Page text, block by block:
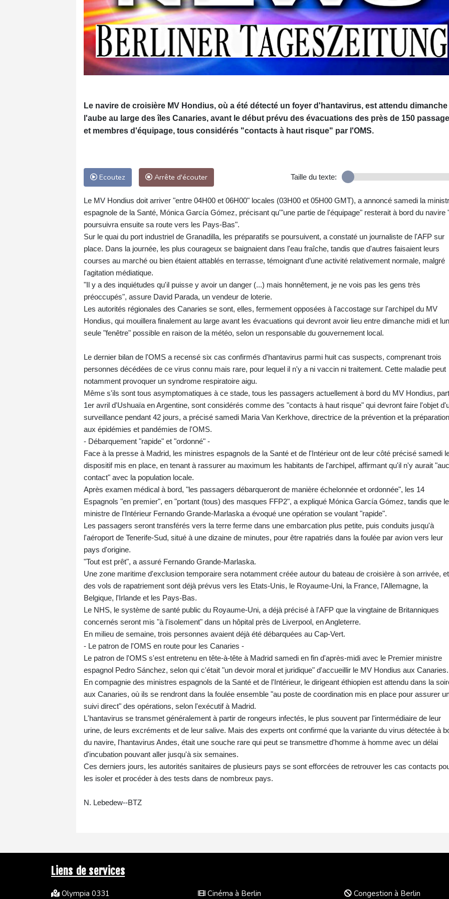
Le navire de croisière MV Hondius, où a été détecté un foyer d'hantavirus, est attendu dimanche
l'aube au large des îles Canaries, avant le début prévu des évacuations des près de 150
et membres d'équipage, tous considérés "contacts à haut risque" par l'OMS.
Ecoutez Arrête d'écouter Taille du texte:
Le MV Hondius doit arriver "entre 04H00 et 06H00" locales (03H00 et 05H00 GMT), a annoncé samedi la
espagnole de la Santé, Mónica García Gómez, précisant qu'"une partie de l'équipage" resterait à bord du navire
poursuivra ensuite sa route vers les Pays-Bas".
Sur le quai du port industriel de Granadilla, les préparatifs se poursuivent, a constaté un journaliste de l'AFP sur
place. Dans la journée, les plus courageux se baignaient dans l'eau fraîche, tandis que d'autres faisaient leurs
courses au marché ou bien étaient attablés en terrasse, témoignant d’une activité relativement normale, malgré
l'agitation médiatique.
"Il y a des inquiétudes qu'il puisse y avoir un danger (...) mais honnêtement, je ne vois pas les gens très
préoccupés", assure David Parada, un vendeur de loterie.
Les autorités régionales des Canaries se sont, elles, fermement opposées à l'accostage sur l'archipel du MV
Hondius, qui mouillera finalement au large avant les évacuations qui devront avoir lieu entre dimanche midi et
seule "fenêtre" possible en raison de la météo, selon un responsable du gouvernement local.
Le dernier bilan de l'OMS a recensé six cas confirmés d'hantavirus parmi huit cas suspects, comprenant trois
personnes décédées de ce virus connu mais rare, pour lequel il n'y a ni vaccin ni traitement. Cette maladie peut
notamment provoquer un syndrome respiratoire aigu.
Même s'ils sont tous asymptomatiques à ce stade, tous les passagers actuellement à bord du MV Hondius,
1er avril d'Ushuaïa en Argentine, sont considérés comme des "contacts à haut risque" qui devront faire l'objet
surveillance pendant 42 jours, a précisé samedi Maria Van Kerkhove, directrice de la prévention et la préparation
aux épidémies et pandémies de l'OMS.
- Débarquement "rapide" et "ordonné" -
Face à la presse à Madrid, les ministres espagnols de la Santé et de l'Intérieur ont de leur côté précisé samedi
dispositif mis en place, en tenant à rassurer au maximum les habitants de l'archipel, affirmant qu'il n'y aurait
contact" avec la population locale.
Après examen médical à bord, "les passagers débarqueront de manière échelonnée et ordonnée", les 14
Espagnols "en premier", en "portant (tous) des masques FFP2", a expliqué Mónica García Gómez, tandis que le
ministre de l'Intérieur Fernando Grande-Marlaska a évoqué une opération se voulant "rapide".
Les passagers seront transférés vers la terre ferme dans une embarcation plus petite, puis conduits jusqu'à
l'aéroport de Tenerife-Sud, situé à une dizaine de minutes, pour être rapatriés dans la foulée par avion vers leur
pays d'origine.
"Tout est prêt", a assuré Fernando Grande-Marlaska.
Une zone maritime d'exclusion temporaire sera notamment créée autour du bateau de croisière à son arrivée, et
des vols de rapatriement sont déjà prévus vers les Etats-Unis, le Royaume-Uni, la France, l'Allemagne, la
Belgique, l'Irlande et les Pays-Bas.
Le NHS, le système de santé public du Royaume-Uni, a déjà précisé à l'AFP que la vingtaine de Britanniques
concernés seront mis "à l'isolement" dans un hôpital près de Liverpool, en Angleterre.
En milieu de semaine, trois personnes avaient déjà été débarquées au Cap-Vert.
- Le patron de l'OMS en route pour les Canaries -
Le patron de l'OMS s'est entretenu en tête-à-tête à Madrid samedi en fin d'après-midi avec le Premier ministre
espagnol Pedro Sánchez, selon qui c'était "un devoir moral et juridique" d'accueillir le MV Hondius aux Canaries.
En compagnie des ministres espagnols de la Santé et de l'Intérieur, le dirigeant éthiopien est attendu dans la
aux Canaries, où ils se rendront dans la foulée ensemble "au poste de coordination mis en place pour assurer
suivi direct" des opérations, selon l'exécutif à Madrid.
L'hantavirus se transmet généralement à partir de rongeurs infectés, le plus souvent par l'intermédiaire de leur
urine, de leurs excréments et de leur salive. Mais des experts ont confirmé que la variante du virus détectée à
du navire, l'hantavirus Andes, était une souche rare qui peut se transmettre d'homme à homme avec un délai
d'incubation pouvant aller jusqu'à six semaines.
Ces derniers jours, les autorités sanitaires de plusieurs pays se sont efforcées de retrouver les cas contacts
les isoler et procéder à des tests dans de nombreux pays.
N. Lebedew--BTZ
Liens de services
Olympia 0331 Cinéma à Berlin Congestion à Berlin